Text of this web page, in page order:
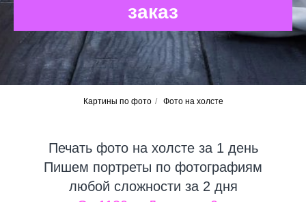
заказ
Картины по фото / Фото на холсте
Печать фото на холсте за 1 день
Пишем портреты по фотографиям
любой сложности за 2 дня